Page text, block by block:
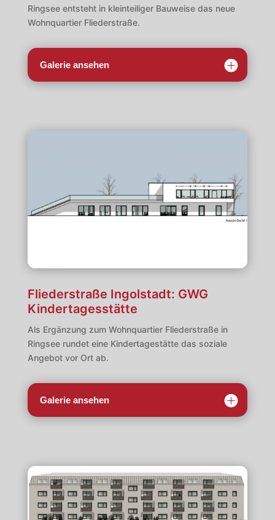
Ringsee entsteht in kleinteiliger Bauweise das neue
Wohnquartier Fliederstraße.
Galerie ansehen
Fliederstraße Ingolstadt: GWG
Kindertagesstätte
Als Ergänzung zum Wohnquartier Fliederstraße in
Ringsee rundet eine Kindertagestätte das soziale
Angebot vor Ort ab.
Galerie ansehen